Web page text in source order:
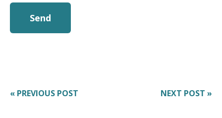
NEXT POST »
« PREVIOUS POST